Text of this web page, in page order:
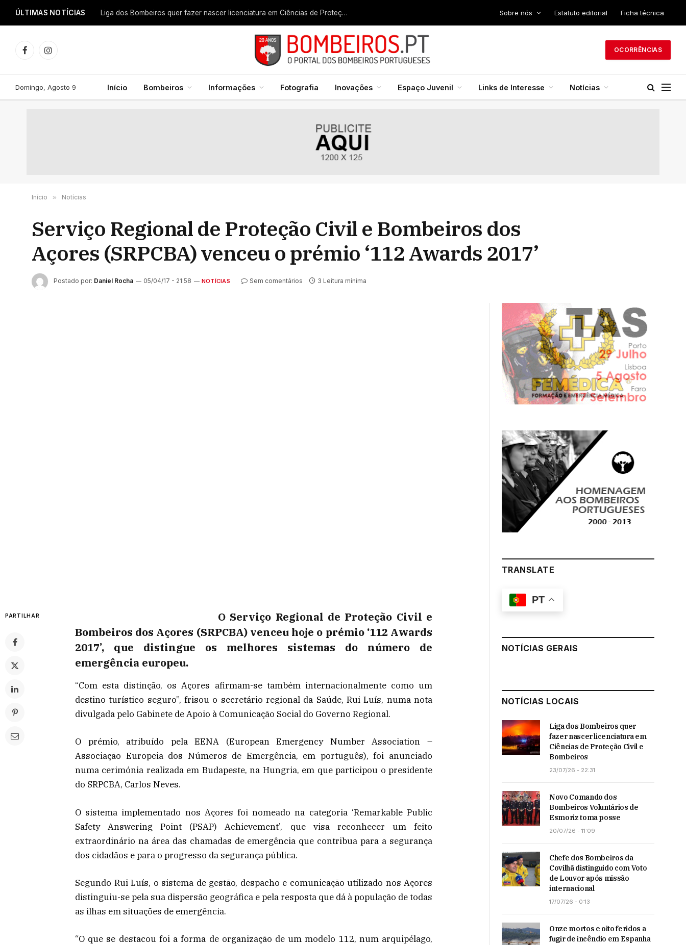
ÚLTIMAS NOTÍCIAS Liga dos Bombeiros quer fazer nascer licenciatura em Ciências de Proteção Civil e Bombeiros Sobre nós Estatuto editorial Ficha técnica
FacebookInstagram
OCORRÊNCIAS
Domingo, Agosto 9 Início Bombeiros Informações Fotografia Inovações Espaço Juvenil Links de Interesse Notícias
Início » Notícias
Serviço Regional de Proteção Civil e Bombeiros dos
Açores (SRPCBA) venceu o prémio ‘112 Awards 2017’
Postado por: Daniel Rocha 05/04/17 - 21:58 NOTÍCIAS Sem comentários 3 Leitura mínima
PARTILHAR
O Serviço Regional de Proteção Civil e
Bombeiros dos Açores (SRPCBA) venceu hoje o prémio ‘112 Awards
2017’, que distingue os melhores sistemas do número de
emergência europeu.
“Com esta distinção, os Açores afirmam-se também internacionalmente como um
destino turístico seguro”, frisou o secretário regional da Saúde, Rui Luís, numa nota
divulgada pelo Gabinete de Apoio à Comunicação Social do Governo Regional.
O prémio, atribuído pela EENA (European Emergency Number Association –
Associação Europeia dos Números de Emergência, em português), foi anunciado
numa cerimónia realizada em Budapeste, na Hungria, em que participou o presidente
do SRPCBA, Carlos Neves.
O sistema implementado nos Açores foi nomeado na categoria ‘Remarkable Public
Safety Answering Point (PSAP) Achievement’, que visa reconhecer um feito
extraordinário na área das chamadas de emergência que contribua para a segurança
dos cidadãos e para o progresso da segurança pública.
Segundo Rui Luís, o sistema de gestão, despacho e comunicação utilizado nos Açores
distinguiu-se pela sua dispersão geográfica e pela resposta que dá à população de todas
as ilhas em situações de emergência.
“O que se destacou foi a forma de organização de um modelo 112, num arquipélago,
TRANSLATE
PT
NOTÍCIAS GERAIS
NOTÍCIAS LOCAIS
Liga dos Bombeiros quer
fazer nascer licenciatura em
Ciências de Proteção Civil e
Bombeiros
23/07/26 - 22:31
Novo Comando dos
Bombeiros Voluntários de
Esmoriz toma posse
20/07/26 - 11:09
Chefe dos Bombeiros da
Covilhã distinguido com Voto
de Louvor após missão
internacional
17/07/26 - 0:13
Onze mortos e oito feridos a
fugir de incêndio em Espanha